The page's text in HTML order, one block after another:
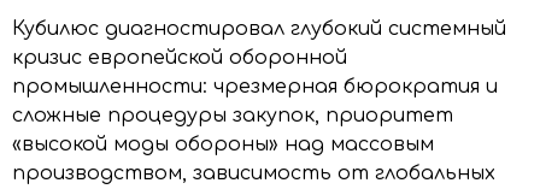
Кубилюс диагностировал глубокий системный
кризис европейской оборонной
промышленности: чрезмерная бюрократия и
сложные процедуры закупок, приоритет
«высокой моды обороны» над массовым
производством, зависимость от глобальных